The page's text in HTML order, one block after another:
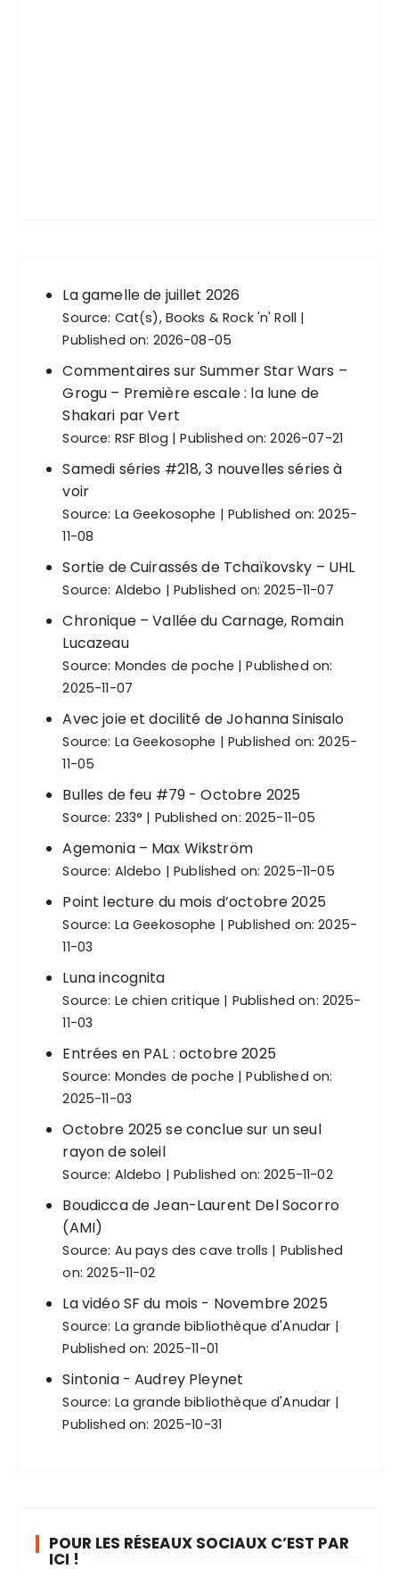
La gamelle de juillet 2026
Source: Cat(s), Books & Rock 'n' Roll
Published on: 2026-08-05
Commentaires sur Summer Star Wars –
Grogu – Première escale : la lune de
Shakari par Vert
Source: RSF Blog Published on: 2026-07-21
Samedi séries #218, 3 nouvelles séries à
voir
Source: La Geekosophe
Published on: 2025-
11-08
Sortie de Cuirassés de Tchaïkovsky – UHL
Source: Aldebo Published on: 2025-11-07
Chronique – Vallée du Carnage, Romain
Lucazeau
Source: Mondes de poche
Published on:
2025-11-07
Avec joie et docilité de Johanna Sinisalo
Source: La Geekosophe
Published on: 2025-
11-05
Bulles de feu #79 - Octobre 2025
Source: 233° Published on: 2025-11-05
Agemonia – Max Wikström
Source: Aldebo Published on: 2025-11-05
Point lecture du mois d’octobre 2025
Source: La Geekosophe
Published on: 2025-
11-03
Luna incognita
Source: Le chien critique
Published on: 2025-
11-03
Entrées en PAL : octobre 2025
Source: Mondes de poche
Published on:
2025-11-03
Octobre 2025 se conclue sur un seul
rayon de soleil
Source: Aldebo Published on: 2025-11-02
Boudicca de Jean-Laurent Del Socorro
(AMI)
Source: Au pays des cave trolls
Published
on: 2025-11-02
La vidéo SF du mois - Novembre 2025
Source: La grande bibliothèque d'Anudar
Published on: 2025-11-01
Sintonia - Audrey Pleynet
Source: La grande bibliothèque d'Anudar
Published on: 2025-10-31
POUR LES RÉSEAUX SOCIAUX C’EST PAR
ICI !